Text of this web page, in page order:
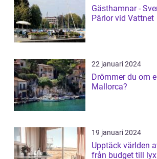
Gästhamnar -
Pärlor vid Vattnet
22 januari 2024
Drömmer du om
Mallorca?
19 januari 2024
Upptäck världen
från budget till lyx